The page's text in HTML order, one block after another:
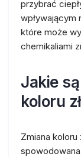
przybrać
wpływającym
które może
chemikaliami
Jakie
koloru
Zmiana koloru